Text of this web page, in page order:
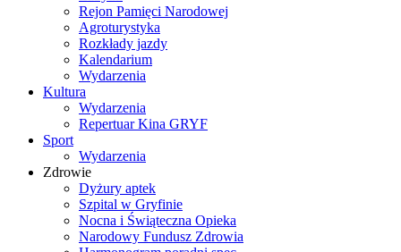
Rejon Pamięci Narodowej
Agroturystyka
Rozkłady jazdy
Kalendarium
Wydarzenia
Kultura
Wydarzenia
Repertuar Kina GRYF
Sport
Wydarzenia
Zdrowie
Dyżury aptek
Szpital w Gryfinie
Nocna i Świąteczna Opieka
Narodowy Fundusz Zdrowia